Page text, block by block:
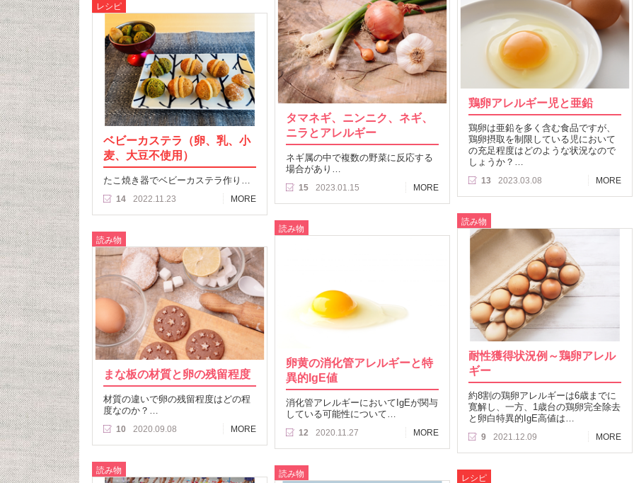
鶏卵アレルギー児と亜鉛
鶏卵は亜鉛を多く含む食品ですが、
鶏卵摂取を制限している児において
の充足程度はどのような状況なので
しょうか？…
13 2023.03.08 MORE
タマネギ、ニンニク、ネギ、
ニラとアレルギー
ネギ属の中で複数の野菜に反応する
場合があり…
15 2023.01.15 MORE
レシピ
ベビーカステラ（卵、乳、小
麦、大豆不使用）
たこ焼き器でベビーカステラ作り…
14 2022.11.23 MORE
読み物
耐性獲得状況例～鶏卵アレル
ギー
約8割の鶏卵アレルギーは6歳までに
寛解し、一方、1歳台の鶏卵完全除去
と卵白特異的IgE高値は…
9 2021.12.09 MORE
読み物
卵黄の消化管アレルギーと特
異的IgE値
消化管アレルギーにおいてIgEが関与
している可能性について…
12 2020.11.27 MORE
読み物
まな板の材質と卵の残留程度
材質の違いで卵の残留程度はどの程
度なのか？…
10 2020.09.08 MORE
読み物 読み物 レシピ